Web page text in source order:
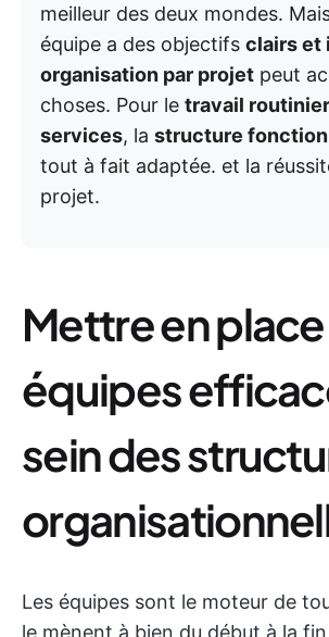
meilleur des deux mondes.
équipe a des objectifs clairs et
organisation par projet peut
choses. Pour le travail
services, la structure
tout à fait adaptée. et la
projet.
Mettre en
équipes
sein des
Les équipes sont le moteur de
le mènent à bien du début à la